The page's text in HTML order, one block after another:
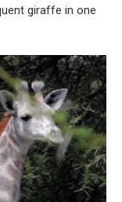
giraffe in one